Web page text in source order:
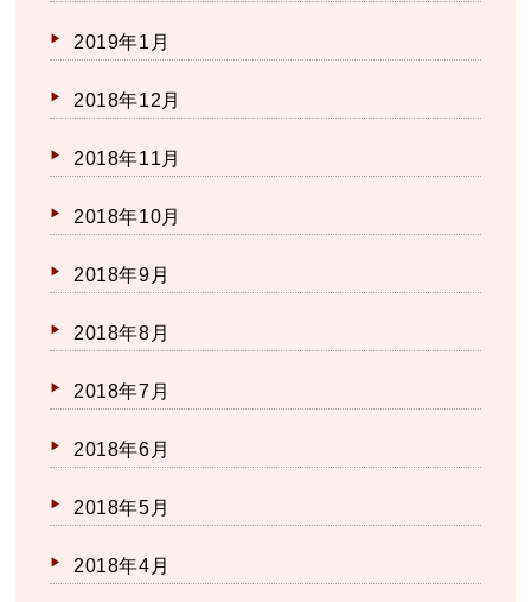
2019年1月
2018年12月
2018年11月
2018年10月
2018年9月
2018年8月
2018年7月
2018年6月
2018年5月
2018年4月